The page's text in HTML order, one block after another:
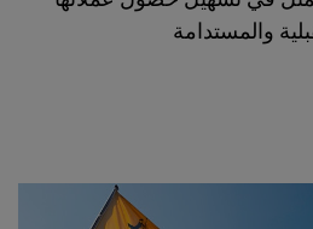
والمستدامة